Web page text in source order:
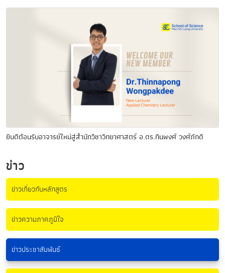
ยินดีต้อนรับอาจารย์ใหม่สู่สำนักวิชาวิทยาศาสตร์ อ.ดร.ทินพงศ์ วงศ์ภักดี
ข่าว
ข่าวเกี่ยวกับหลักสูตร
ข่าวความภาคภูมิใจ
ข่าวประชาสัมพันธ์